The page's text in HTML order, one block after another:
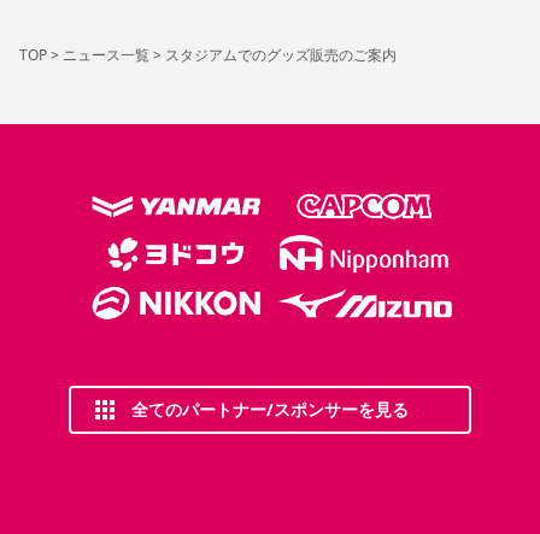
TOP> ニュース一覧> スタジアムでのグッズ販売のご案内
全てのパートナー/スポンサーを見る